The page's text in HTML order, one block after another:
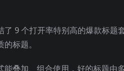
了 9 个打开率特别高的爆款标
标题。
能叠加、组合使用，好的标题由